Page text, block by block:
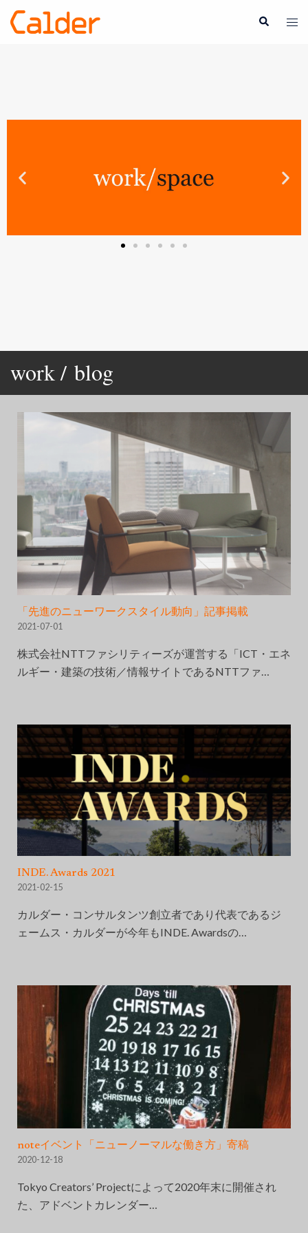
work / blog
「先進のニューワークスタイル動向」記事掲載
2021-07-01
株式会社NTTファシリティーズが運営する「ICT・エネ
ルギー・建築の技術／情報サイトであるNTTファ…
INDE. Awards 2021
2021-02-15
カルダー・コンサルタンツ創立者であり代表であるジ
ェームス・カルダーが今年もINDE. Awardsの…
noteイベント「ニューノーマルな働き方」寄稿
2020-12-18
Tokyo Creators’ Projectによって2020年末に開催され
た、アドベントカレンダー…